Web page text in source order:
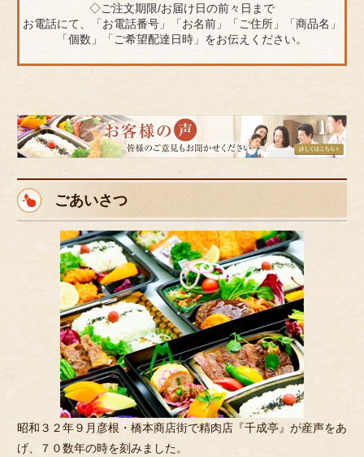
◇ご注文期限/お届け日の前々日まで
お電話にて、「お電話番号」「お名前」「ご住所」「商品名」
「個数」「ご希望配達日時」をお伝えください。
皆
様
ご
意
見
ごあいさつ
昭和３２年９月彦根・橋本商店街で精肉店『千成亭』が産声をあ
げ、７０数年の時を刻みました。